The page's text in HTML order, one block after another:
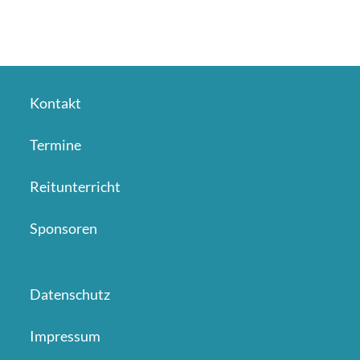
Kontakt
Termine
Reitunterricht
Sponsoren
Datenschutz
Impressum